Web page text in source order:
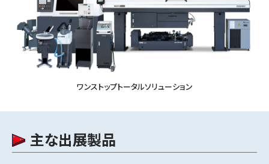
ワンストップトータルソリューション
主な出展製品